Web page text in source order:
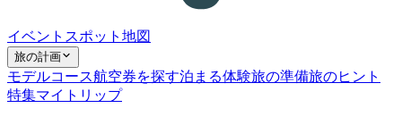
イベント スポット 地図
旅の計画
モデルコース航空券を探す泊まる体験旅の準備旅のヒント
特集マイトリップ